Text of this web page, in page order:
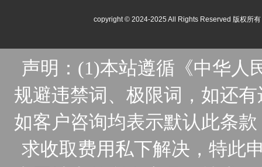
copyright © 2024-2025 All Rights Reserved 版权所
声明：(1)本站遵循《中华人
规避违禁词、极限词，如还
如客户咨询均表示默认此条
求收取费用私下解决，特此